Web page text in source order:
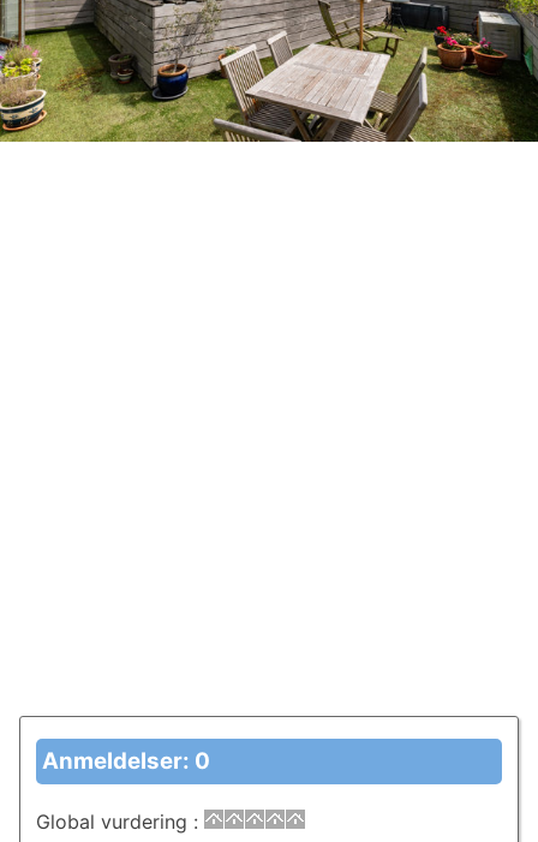
Anmeldelser: 0
Global vurdering :